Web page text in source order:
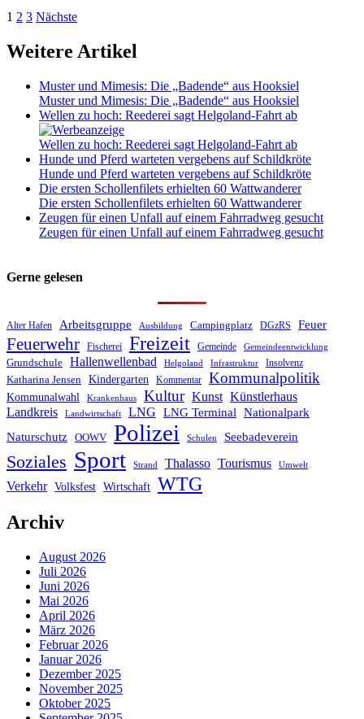
Seitennummerierung
der
Beiträge
1 2 3 Nächste
Weitere Artikel
Muster und Mimesis: Die „Badende“ aus Hooksiel
Muster und Mimesis: Die „Badende“ aus Hooksiel
Wellen zu hoch: Reederei sagt Helgoland-Fahrt ab
Wellen zu hoch: Reederei sagt Helgoland-Fahrt ab
Hunde und Pferd warteten vergebens auf Schildkröte
Hunde und Pferd warteten vergebens auf Schildkröte
Die ersten Schollenfilets erhielten 60 Wattwanderer
Die ersten Schollenfilets erhielten 60 Wattwanderer
Zeugen für einen Unfall auf einem Fahrradweg gesucht
Zeugen für einen Unfall auf einem Fahrradweg gesucht
Gerne gelesen
Alter Hafen Arbeitsgruppe Ausbildung Campingplatz DGzRS Feuer
Feuerwehr Fischerei Freizeit Gemeinde Gemeindeentwicklung
Grundschule Hallenwellenbad Helgoland Infrastruktur Insolvenz
Katharina Jensen Kindergarten Kommentar Kommunalpolitik
Kommunalwahl Krankenhaus Kultur Kunst Künstlerhaus
Landkreis Landwirtschaft LNG LNG Terminal
Nationalpark
Naturschutz
OOWV Polizei Schulen Seebadeverein
Soziales Sport Strand Thalasso Tourismus Umwelt
Verkehr Volksfest Wirtschaft WTG
Archiv
August 2026
Juli 2026
Juni 2026
Mai 2026
April 2026
März 2026
Februar 2026
Januar 2026
Dezember 2025
November 2025
Oktober 2025